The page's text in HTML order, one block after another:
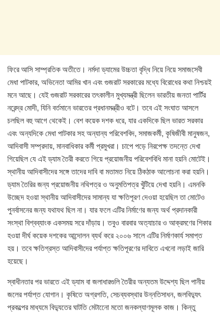
ফিরে আসি সাম্প্রতিক অতীতে। নর্মদা ড্যামের উচ্চতা বৃদ্ধি নিয়ে নিয়ে সমাজসেবী
মেধা পাটকার, অভিনেতা আমির খান এবং গুজরাট সরকারের মধ্যে বিরোধের কথা নিশ্চয়ই
মনে আছে। যেই গুজরাট সরকারের তৎকালীন মুখ্যমন্ত্রী ছিলেন ভারতীয় জনতা পার্টির
নরেন্দ্র মোদী, যিনি বর্তমানে ভারতের প্রধানমন্ত্রীও বটে। তবে এই সংঘাত আসলে
চলছিল বহু আগে থেকেই। বেশ কয়েক দশক ধরে, যার একদিকে ছিল ভারত সরকার
এবং অন্যদিকে মেধা পাটকার সহ অন্যান্য পরিবেশবিদ, সমাজকর্মী, কৃষিজীবী মানুষজন,
আদিবাসী সম্প্রদায়, মানবাধিকার কর্মী প্রমুখরা। চাপে পড়ে নিরপেক্ষ তদন্তে দেখা
গিয়েছিল যে এই ড্যাম তৈরী করতে গিয়ে প্রয়োজনীয় পরিবেশবিধি মানা হয়নি মোটেই।
স্থানীয় আদিবাসীদের সঙ্গে তাদের দাবি বা মতামত নিয়ে ঠিকঠাক আলোচনা করা হয়নি।
ড্যাম তৈরির জন্য প্রয়োজনীয় নথিপত্র ও অনুমতিপত্র খুঁটিয়ে দেখা হয়নি। এমনকি
উচ্ছেদ হওয়া স্থানীয় আদিবাসীদের সামান্য যা ক্ষতিপূরণ দেওয়া হয়েছিল তা মোটেও
পুনর্বাসনের জন্য যথাযথ ছিল না। যার ফলে এটির নির্মাণের জন্য অর্থ প্রদানকারী
সংস্থা বিশ্বব্যাংক একসময় সরে দাঁড়ায়। তবুও বারবার অত্যাচার ও আক্রমণের শিকার
হওয়া দীর্ঘ কয়েক দশকের আন্দোলন ব্যর্থ করে ২০০৬ সালে এটির নির্মাণকার্য সমাপ্ত
হয়। তবে ক্ষতিগ্রস্ত আদিবাসীদের পর্যাপ্ত ক্ষতিপূরণের দাবিতে এখনো লড়াই জারি
হয়েছে।
স্বাধীনতার পর ভারতে এই ড্যাম বা জলাধারগুলি তৈরীর অন্যতম উদ্দেশ্য ছিল পানীয়
জলের পর্যাপ্ত যোগান। কৃষিতে অগ্রগতি, সেচব্যবস্থার উন্নতিসাধন, জলবিদ্যুৎ
প্রকল্পের মাধ্যমে বিদ্যুতের ঘাটতি মেটানোে মতো জনকল্যাণমূলক কাজ। কিন্তু